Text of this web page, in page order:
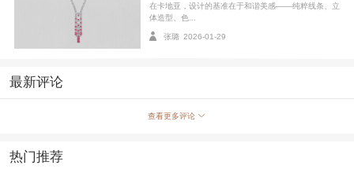
卡地亚北京国贸精品店
黄色，深浅不一相互交织，打造明快愉悦的购物空间。
黑白交错的吊灯营造摩登的层次感，简明通透的玻璃柱
陈列着卡地亚的高级珠宝作品，简约风家具上包裹了优
贸精品店在法式美学和中式典雅间的平衡与融合。位于
在卡地亚，设计的基准在于和谐美感───纯粹线条、立
体造型、色...
张璐 2026-01-29
最新评论
查看更多评论
热门推荐